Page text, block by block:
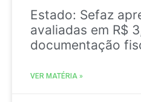
Estado: Sefaz
avaliadas em R$
documentação
VER MATÉRIA »